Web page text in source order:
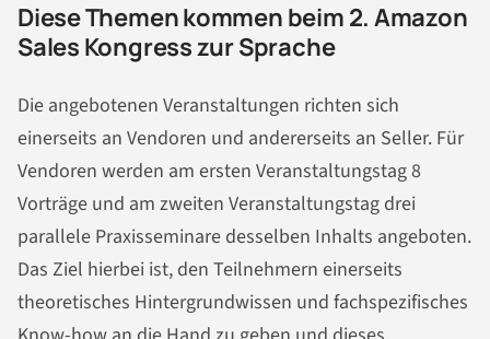
Diese Themen kommen beim 2. Amazon
Sales Kongress zur Sprache
Die angebotenen Veranstaltungen richten sich
einerseits an Vendoren und andererseits an Seller. Für
Vendoren werden am ersten Veranstaltungstag 8
Vorträge und am zweiten Veranstaltungstag drei
parallele Praxisseminare desselben Inhalts angeboten.
Das Ziel hierbei ist, den Teilnehmern einerseits
theoretisches Hintergrundwissen und fachspezifisches